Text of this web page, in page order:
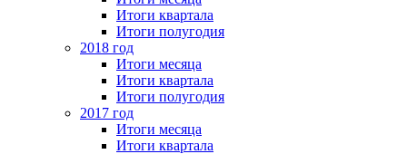
Итоги квартала
Итоги полугодия
2018 год
Итоги месяца
Итоги квартала
Итоги полугодия
2017 год
Итоги месяца
Итоги квартала